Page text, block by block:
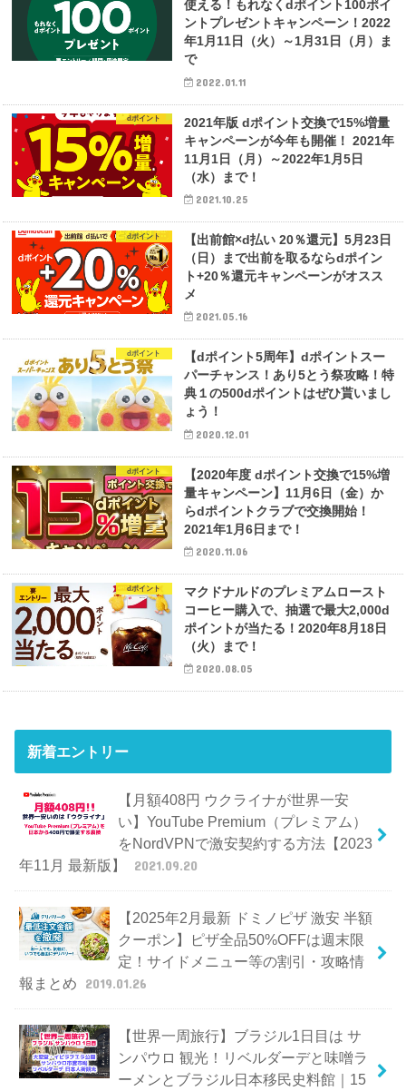
使える！もれなくdポイント100ポイ
ントプレゼントキャンペーン！2022
年1月11日（火）～1月31日（月）ま
で
2022.01.11
dポイント
2021年版 dポイント交換で15%増量
キャンペーンが今年も開催！ 2021年
11月1日（月）～2022年1月5日
（水）まで！
2021.10.25
dポイント
【出前館×d払い 20％還元】5月23日
（日）まで出前を取るならdポイン
ト+20％還元キャンペーンがオスス
メ
2021.05.16
dポイント
【dポイント5周年】dポイントスー
パーチャンス！あり5とう祭攻略！特
典１の500dポイントはぜひ貰いまし
ょう！
2020.12.01
dポイント
【2020年度 dポイント交換で15%増
量キャンペーン】11月6日（金）か
らdポイントクラブで交換開始！
2021年1月6日まで！
2020.11.06
dポイント
マクドナルドのプレミアムロースト
コーヒー購入で、抽選で最大2,000d
ポイントが当たる！2020年8月18日
（火）まで！
2020.08.05
新着エントリー
【月額408円 ウクライナが世界一安
い】YouTube Premium（プレミアム）
をNordVPNで激安契約する方法【2023
年11月 最新版】
2021.09.20
【2025年2月最新 ドミノピザ 激安 半額
クーポン】ピザ全品50%OFFは週末限
定！サイドメニュー等の割引・攻略情
報まとめ
2019.01.26
【世界一周旅行】ブラジル1日目は サ
ンパウロ 観光！リベルダーデと味噌ラ
ーメンとブラジル日本移民史料館｜15